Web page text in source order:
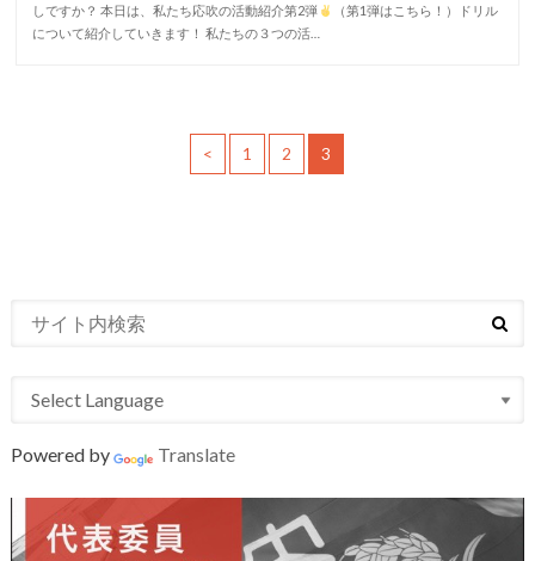
しですか？ 本日は、私たち応吹の活動紹介第2弾
（第1弾はこちら！）ドリル
について紹介していきます！ 私たちの３つの活…
< 1 2 3
Powered by Translate